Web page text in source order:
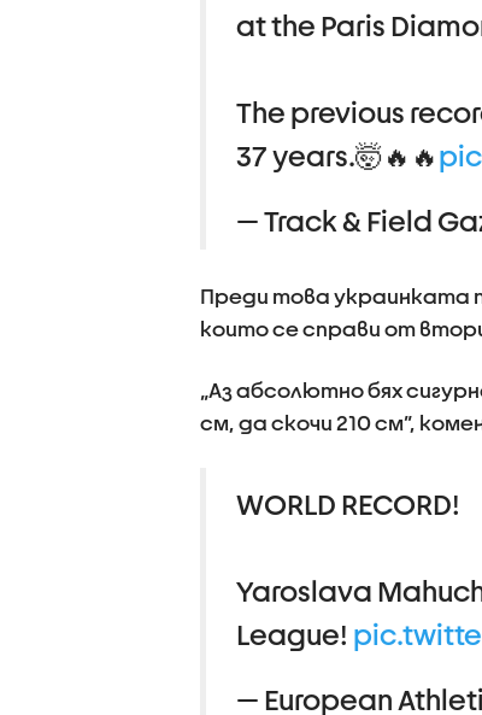
at the Paris
The previous
37 years.🤯🔥🔥
— Track & Field
Преди това украинката
които се справи от
„Аз абсолютно бях
см, да скочи 210 см”,
WORLD RECORD!
Yaroslava
League!
— European